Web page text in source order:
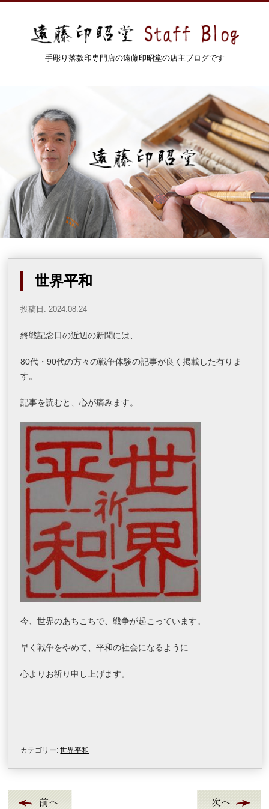
手彫り落款印専門店の遠藤印昭堂の店主ブログです
世界平和
投稿日: 2024.08.24
終戦記念日の近辺の新聞には、
80代・90代の方々の戦争体験の記事が良く掲載した有りま
す。
記事を読むと、心が痛みます。
今、世界のあちこちで、戦争が起こっています。
早く戦争をやめて、平和の社会になるように
心よりお祈り申し上げます。
カテゴリー:世界平和